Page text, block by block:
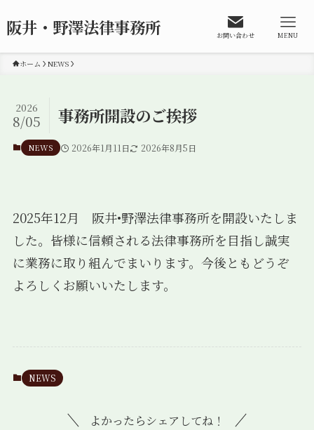
阪井・野澤法律事務所 お問い合わせ MENU
ホーム NEWS
事務所開設のご挨拶
2026
8/05
NEWS 2026年1月11日 2026年8月5日
2025年12月 阪井•野澤法律事務所を開設いたしま
した。皆様に信頼される法律事務所を目指し誠実
に業務に取り組んでまいります。今後ともどうぞ
よろしくお願いいたします。
NEWS
よかったらシェアしてね！